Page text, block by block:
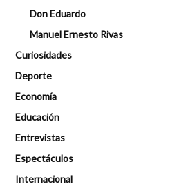
Don Eduardo
Manuel Ernesto Rivas
Curiosidades
Deporte
Economía
Educación
Entrevistas
Espectáculos
Internacional